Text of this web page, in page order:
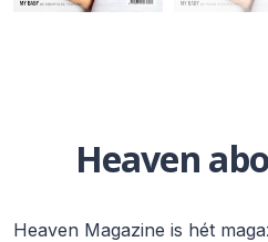
Heaven
Heaven Magazine is hét